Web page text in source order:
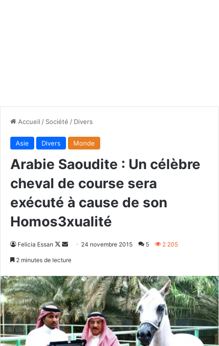
Accueil / Société / Divers
Asie Divers Monde
Arabie Saoudite : Un célèbre
cheval de course sera
exécuté à cause de son
Homos3xualité
Felicia Essan
Follow
Envoyer24 novembre 2015 5 2 205
2 minutes de lecture